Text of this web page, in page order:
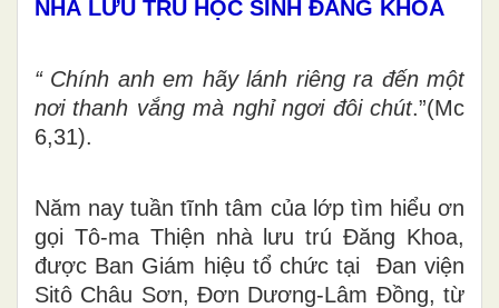
NHÀ LƯU TRÚ HỌC SINH ĐĂNG KHOA
“ Chính anh em hãy lánh riêng ra đến một
nơi thanh vắng mà nghỉ ngơi đôi chút.”(Mc
6,31).
Năm nay tuần tĩnh tâm của lớp tìm hiểu ơn
gọi Tô-ma Thiện nhà lưu trú Đăng Khoa,
được Ban Giám hiệu tổ chức tại Đan viện
Sitô Châu Sơn, Đơn Dương-Lâm Đồng, từ